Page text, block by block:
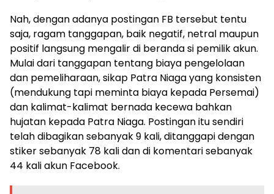
Nah, dengan adanya postingan FB tersebut tentu
saja, ragam tanggapan, baik negatif, netral maupun
positif langsung mengalir di beranda si pemilik akun.
Mulai dari tanggapan tentang biaya pengelolaan
dan pemeliharaan, sikap Patra Niaga yang konsisten
(mendukung tapi meminta biaya kepada Persemai)
dan kalimat-kalimat bernada kecewa bahkan
hujatan kepada Patra Niaga. Postingan itu sendiri
telah dibagikan sebanyak 9 kali, ditanggapi dengan
stiker sebanyak 78 kali dan di komentari sebanyak
44 kali akun Facebook.